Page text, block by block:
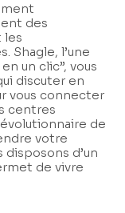
des
les
Shagle, l’une
un clic”, vous
discuter en
vous connecter
centres
de
votre
d’un
de vivre